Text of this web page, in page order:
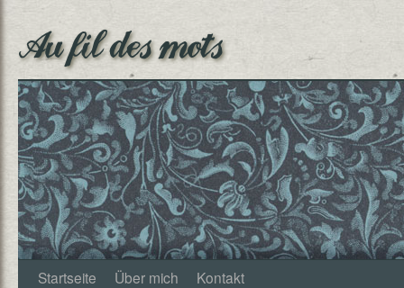
Au fil des mots
Startseite Über mich Kontakt